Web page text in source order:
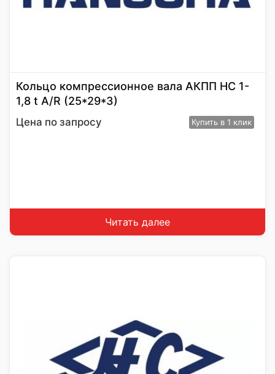
Кольцо компрессионное вала АКПП HC 1-
1,8 t A/R (25*29*3)
Цена по запросу Купить в 1 клик
Читать далее